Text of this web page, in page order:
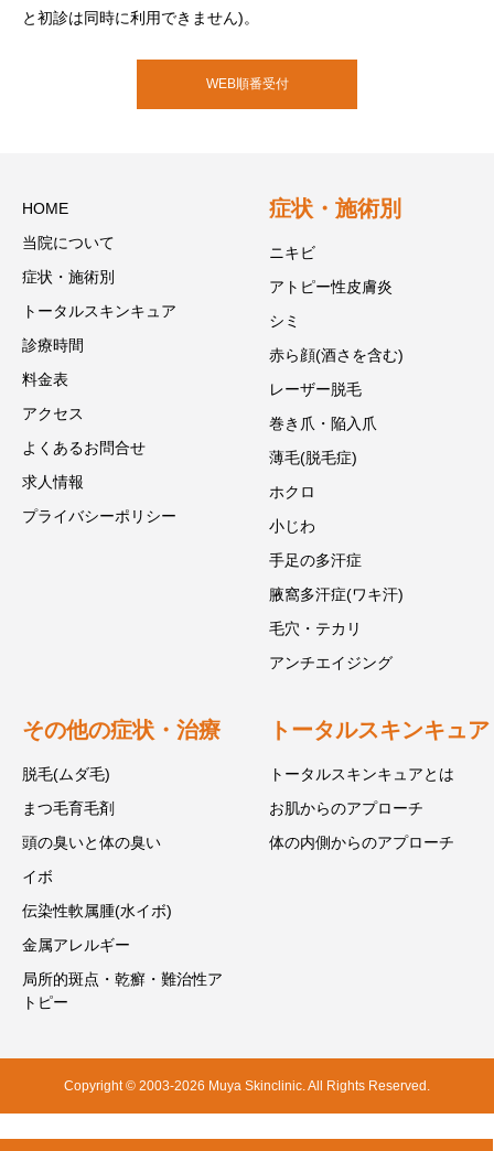
と初診は同時に利用できません)。
WEB順番受付
HOME
当院について
症状・施術別
トータルスキンキュア
診療時間
料金表
アクセス
よくあるお問合せ
求人情報
プライバシーポリシー
症状・施術別
ニキビ
アトピー性皮膚炎
シミ
赤ら顔(酒さを含む)
レーザー脱毛
巻き爪・陥入爪
薄毛(脱毛症)
ホクロ
小じわ
手足の多汗症
腋窩多汗症(ワキ汗)
毛穴・テカリ
アンチエイジング
その他の症状・治療
脱毛(ムダ毛)
まつ毛育毛剤
頭の臭いと体の臭い
イボ
伝染性軟属腫(水イボ)
金属アレルギー
局所的斑点・乾癬・難治性ア
トピー
トータルスキンキュア
トータルスキンキュアとは
お肌からのアプローチ
体の内側からのアプローチ
Copyright © 2003-2026 Muya Skinclinic. All Rights Reserved.